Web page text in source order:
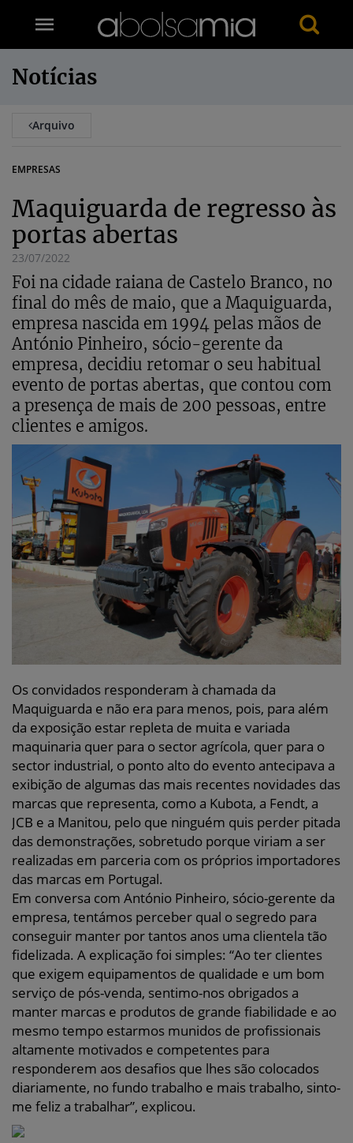
Notícias
Arquivo
EMPRESAS
Maquiguarda de regresso às
portas abertas
23/07/2022
Foi na cidade raiana de Castelo Branco, no
final do mês de maio, que a Maquiguarda,
empresa nascida em 1994 pelas mãos de
António Pinheiro, sócio-gerente da
empresa, decidiu retomar o seu habitual
evento de portas abertas, que contou com
a presença de mais de 200 pessoas, entre
clientes e amigos.
Os convidados responderam à chamada da
Maquiguarda e não era para menos, pois, para além
da exposição estar repleta de muita e variada
maquinaria quer para o sector agrícola, quer para o
sector industrial, o ponto alto do evento antecipava a
exibição de algumas das mais recentes novidades das
marcas que representa, como a Kubota, a Fendt, a
JCB e a Manitou, pelo que ninguém quis perder pitada
das demonstrações, sobretudo porque viriam a ser
realizadas em parceria com os próprios importadores
das marcas em Portugal.
Em conversa com António Pinheiro, sócio-gerente da
empresa, tentámos perceber qual o segredo para
conseguir manter por tantos anos uma clientela tão
fidelizada. A explicação foi simples: “Ao ter clientes
que exigem equipamentos de qualidade e um bom
serviço de pós-venda, sentimo-nos obrigados a
manter marcas e produtos de grande fiabilidade e ao
mesmo tempo estarmos munidos de profissionais
altamente motivados e competentes para
responderem aos desafios que lhes são colocados
diariamente, no fundo trabalho e mais trabalho, sinto-
me feliz a trabalhar”, explicou.